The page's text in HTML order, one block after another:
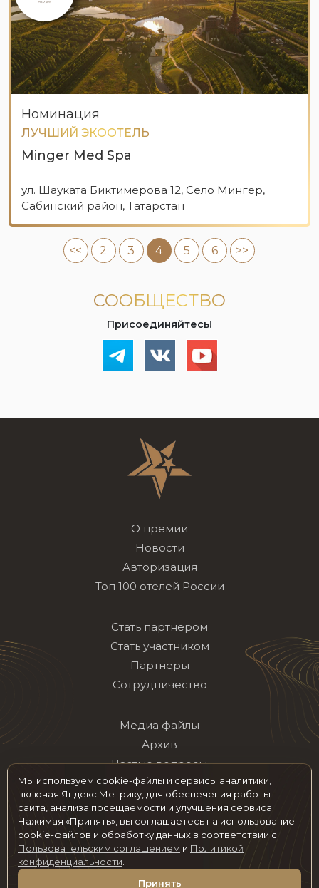
Номинация
ЛУЧШИЙ ЭКООТЕЛЬ
Minger Med Spa
ул. Шауката Биктимерова 12, Село Мингер,
Сабинский район, Татарстан
<< 2 3 4 5 6 >>
СООБЩЕСТВО
Присоединяйтесь!
О премии
Новости
Авторизация
Топ 100 отелей России
Стать партнером
Стать участником
Партнеры
Сотрудничество
Медиа файлы
Архив
Частые вопросы
Контакты
Мы в социальных сетях
© 2026 hotelawards.ru Все права защищены
Мы используем cookie-файлы и сервисы аналитики,
включая Яндекс.Метрику, для обеспечения работы
сайта, анализа посещаемости и улучшения сервиса.
Нажимая «Принять», вы соглашаетесь на использование
cookie-файлов и обработку данных в соответствии с
Пользовательским соглашением и Политикой
конфиденциальности
Принять